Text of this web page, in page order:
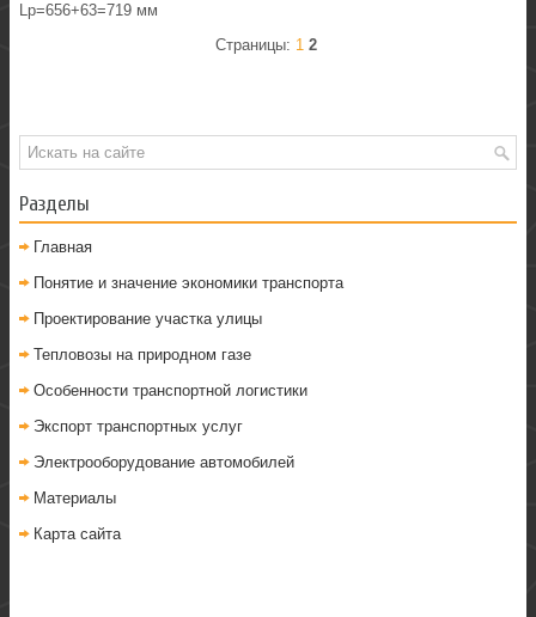
Lp=656+63=719 мм
Страницы: 1 2
Разделы
Главная
Понятие и значение экономики транспорта
Проектирование участка улицы
Тепловозы на природном газе
Особенности транспортной логистики
Экспорт транспортных услуг
Электрооборудование автомобилей
Материалы
Карта сайта